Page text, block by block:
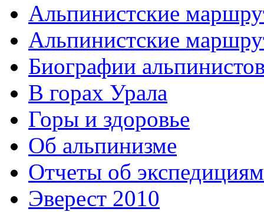
Альпинистские
Альпинистские
Биографии
В горах Урала
Горы и здоровье
Об альпинизме
Отчеты об экспедициям
Эверест 2010